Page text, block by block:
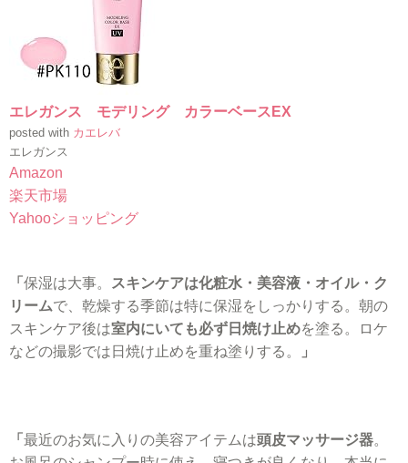
エレガンス モデリング カラーベースEX
posted with カエレバ
エレガンス
Amazon
楽天市場
Yahooショッピング
「 保湿は大事。
スキンケアは化粧水・美容液・オイル・ク
リームで、乾燥する季節は特に保湿をしっかりする。朝の
スキンケア後は室内にいても必ず日焼け止めを塗る。ロケ
などの撮影では日焼け止めを重ね塗りする。
」
「 最近のお気に入りの美容アイテムは頭皮マッサージ器。